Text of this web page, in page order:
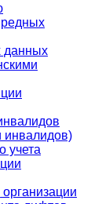
данных
инвалидов)
учета